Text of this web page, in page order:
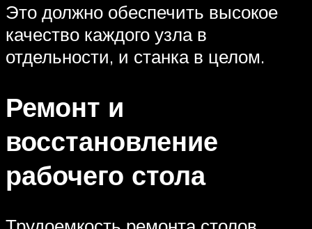
Это должно обеспечить высокое
качество каждого узла в
отдельности, и станка в целом.
Ремонт и
восстановление
рабочего стола